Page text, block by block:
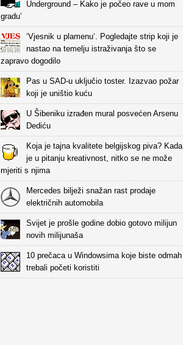
Underground – Kako je počeo rave u mom
gradu’
‘Vjesnik u plamenu‘. Pogledajte strip koji je
nastao na temelju istraživanja što se
zapravo dogodilo
Pas u SAD-u uključio toster. Izazvao požar
koji je uništio kuću
U Šibeniku izrađen mural posvećen Arsenu
Dediću
Koja je tajna kvalitete belgijskog piva? Kada
je u pitanju kreativnost, nitko se ne može
mjeriti s njima
Mercedes bilježi snažan rast prodaje
električnih automobila
Svijet je prošle godine dobio gotovo milijun
novih milijunaša
10 prečaca u Windowsima koje biste odmah
trebali početi koristiti